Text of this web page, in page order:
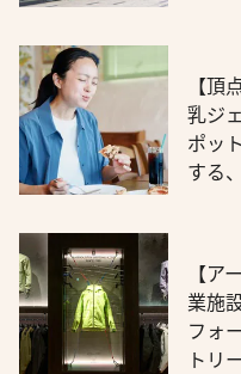
【頂
乳ジ
ポッ
する
【ア
業施
フォ
トリ